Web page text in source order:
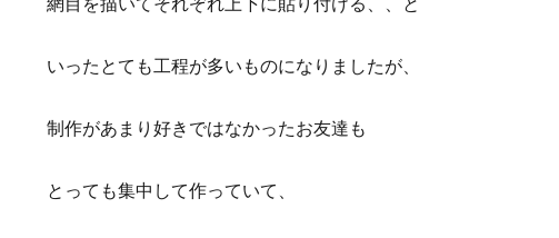
いったとても工程が多いものになりましたが、
制作があまり好きではなかったお友達も
とっても集中して作っていて、